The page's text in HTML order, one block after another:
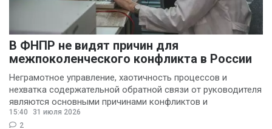
В ФНПР не видят причин для
межпоколенческого конфликта в России
Неграмотное управление, хаотичность процессов и
нехватка содержательной обратной связи от руководителя
являются основными причинами конфликтов и
раздражения в
15:40
31 июля 2026
2